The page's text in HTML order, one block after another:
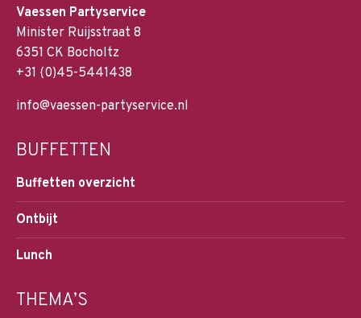
Vaessen Partyservice
Minister Ruijsstraat 8
6351 CK Bocholtz
+31 (0)45-5441438
info@vaessen-partyservice.nl
BUFFETTEN
Buffetten overzicht
Ontbijt
Lunch
THEMA’S